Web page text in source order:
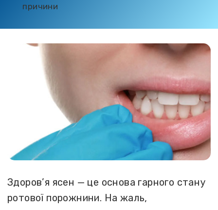
причини
Здоров’я ясен — це основа гарного стану
ротової порожнини. На жаль,